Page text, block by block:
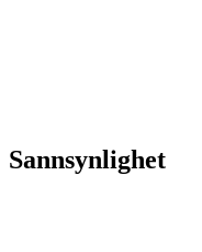
Sannsynlighet